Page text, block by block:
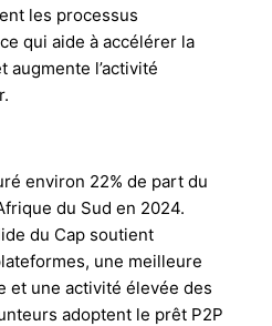
les processus
qui aide à accélérer la
augmente l’activité
environ 22% de part du
du Sud en 2024.
du Cap soutient
une meilleure
et une activité élevée des
adoptent le prêt P2P